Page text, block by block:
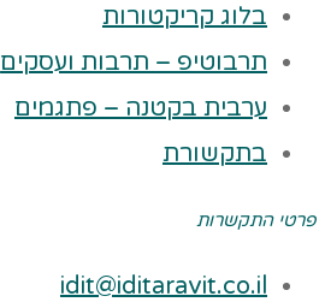
בלוג קריקטורות
תרבוטיפ – תרבות ועסקים
ערבית בקטנה – פתגמים
בתקשורת
פרטי התקשרות
idit@iditaravit.co.il